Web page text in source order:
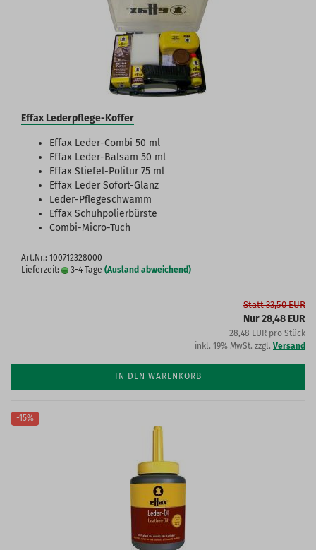
Effax Lederpflege-Koffer
Effax Leder-Combi 50 ml
Effax Leder-Balsam 50 ml
Effax Stiefel-Politur 75 ml
Effax Leder Sofort-Glanz
Leder-Pflegeschwamm
Effax Schuhpolierbürste
Combi-Micro-Tuch
Art.Nr.: 100712328000
Lieferzeit:
3-4 Tage (Ausland abweichend)
Statt 33,50 EUR
Nur 28,48 EUR
28,48 EUR pro Stück
inkl. 19% MwSt. zzgl. Versand
IN DEN WARENKORB
-15%